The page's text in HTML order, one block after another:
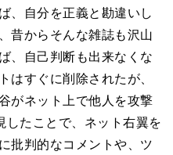
、自分を正義と勘違いし
昔からそんな雑誌も沢山
、自己判断も出来なくな
はすぐに削除されたが、
がネット上で他人を攻撃
したことで、ネット右翼を
批判的なコメントや、ツ